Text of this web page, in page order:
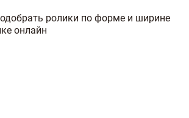
биткоина
ролики по форме и ширине
онлайн